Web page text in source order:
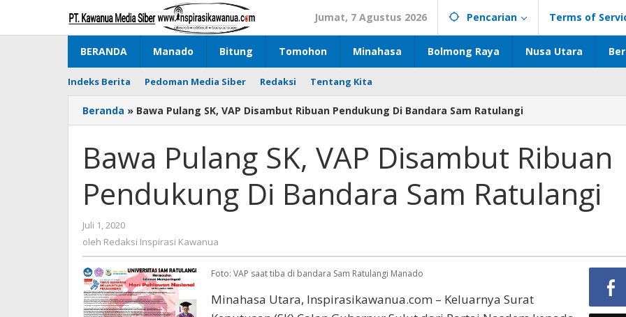
konten
Jumat, 7 Agustus 2026 Pencarian Terms of
BERANDA Manado Bitung Tomohon Minahasa Bolmong Raya Nusa Utara
Indeks Berita Pedoman Media Siber Redaksi Tentang Kita
Beranda » Bawa Pulang SK, VAP Disambut Ribuan Pendukung Di Bandara Sam Ratulangi
Bawa Pulang SK, VAP Disambut Ribuan
Pendukung Di Bandara Sam Ratulangi
Juli 1, 2020
Redaksi
Inspirasi
Kawanua
oleh Redaksi Inspirasi Kawanua
Foto: VAP saat tiba di bandara Sam Ratulangi Manado
Minahasa Utara, Inspirasikawanua.com – Keluarnya Surat